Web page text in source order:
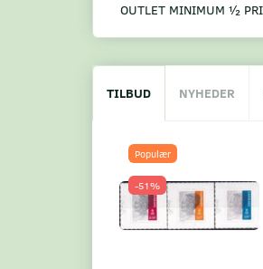
OUTLET MINIMUM ½
TILBUD NYHEDER
Populær
-51%